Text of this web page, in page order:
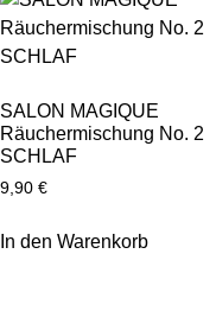
SALON MAGIQUE
Räuchermischung No. 2
SCHLAF
9,90 €
In den Warenkorb